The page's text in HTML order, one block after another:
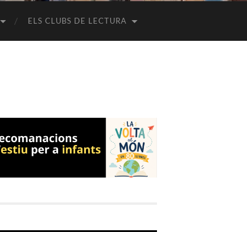
ELS CLUBS DE LECTURA